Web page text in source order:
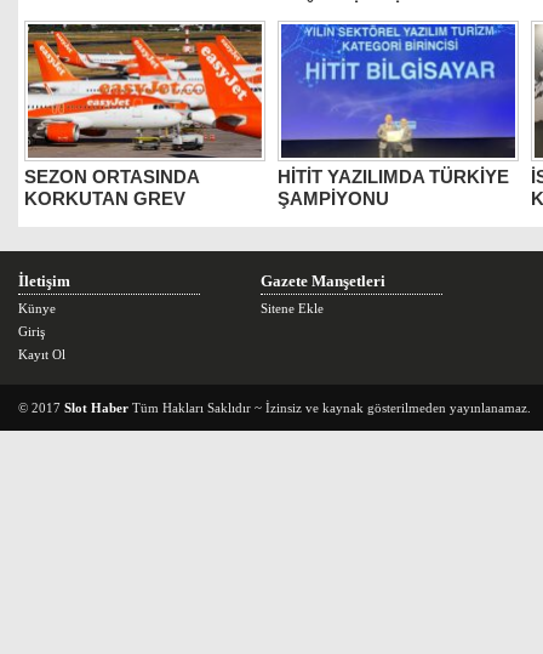
SEZON ORTASINDA
KORKUTAN GREV
HİTİT YAZILIMDA TÜRKİYE
ŞAMPİYONU
İletişim
Künye
Giriş
Kayıt Ol
Gazete Manşetleri
Sitene Ekle
© 2017 Slot Haber Tüm Hakları Saklıdır ~ İzinsiz ve kaynak gösterilmeden yayınlanamaz.